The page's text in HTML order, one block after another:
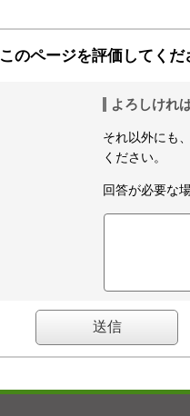
このページを評価してくだ
よろしけれ
それ以外にも
ください。
回答が必要な場